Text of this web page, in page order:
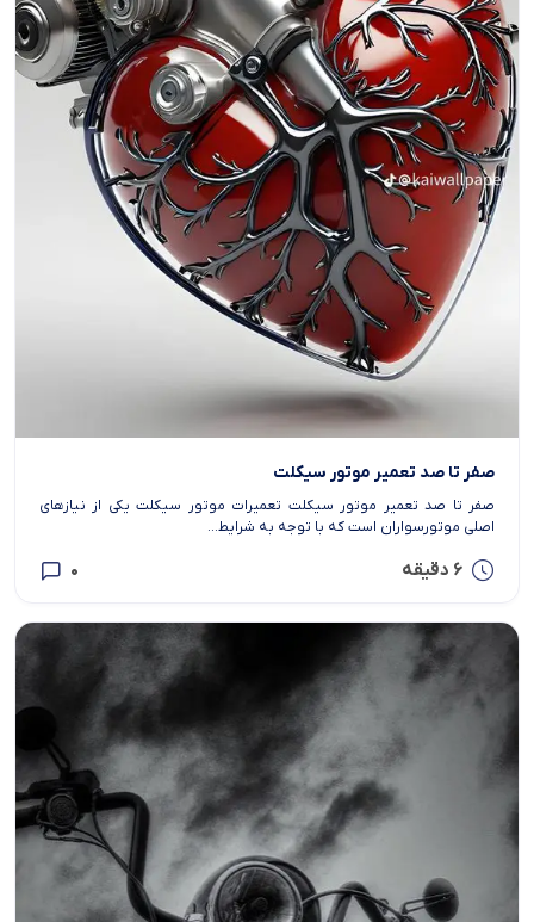
صفر تا صد تعمیر موتور سیکلت
صفر تا صد تعمیر موتور سیکلت تعمیرات موتور سیکلت یکی از نیازهای
اصلی موتورسواران است که با توجه به شرایط...
6 دقیقه 0